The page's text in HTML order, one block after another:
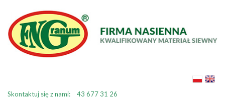
Skontaktuj się z nami: 43 677 31 26